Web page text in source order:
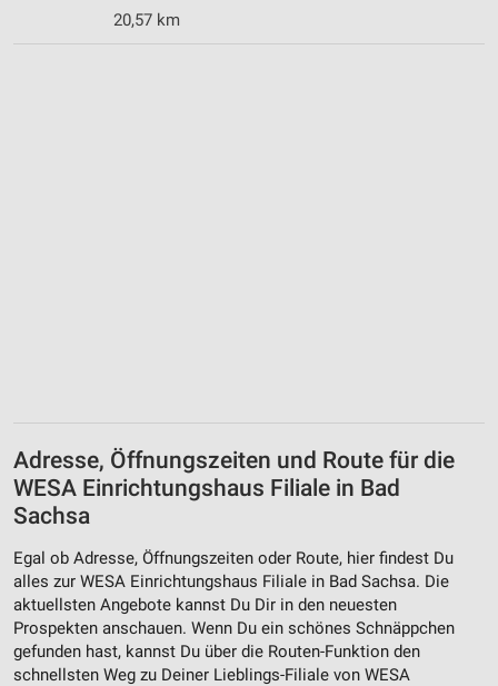
20,57 km
Adresse, Öffnungszeiten und Route für die
WESA Einrichtungshaus Filiale in Bad
Sachsa
Egal ob Adresse, Öffnungszeiten oder Route, hier findest Du
alles zur WESA Einrichtungshaus Filiale in Bad Sachsa. Die
aktuellsten Angebote kannst Du Dir in den neuesten
Prospekten anschauen. Wenn Du ein schönes Schnäppchen
gefunden hast, kannst Du über die Routen-Funktion den
schnellsten Weg zu Deiner Lieblings-Filiale von WESA